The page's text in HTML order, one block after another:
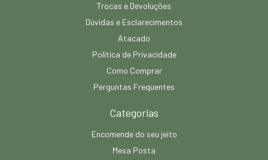
Trocas e Devoluções
Dúvidas e Esclarecimentos
Atacado
Política de Privacidade
Como Comprar
Perguntas Frequentes
Categorias
Encomende do seu jeito
Mesa Posta